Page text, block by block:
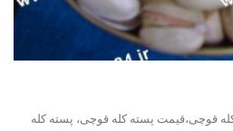
قوچی،قیمت پسته کله قوچی، پسته کله